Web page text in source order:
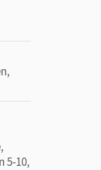
5-10,